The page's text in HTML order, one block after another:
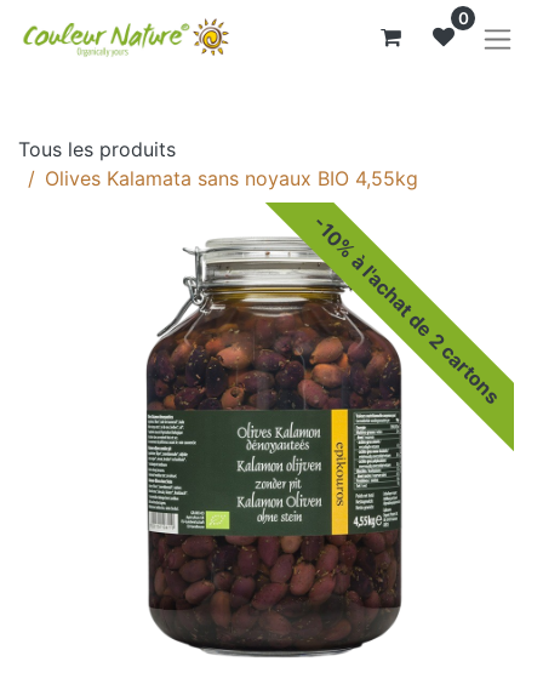
0
Tous les produits
Olives Kalamata sans noyaux BIO 4,55kg
-10% à l'achat de 2 cartons